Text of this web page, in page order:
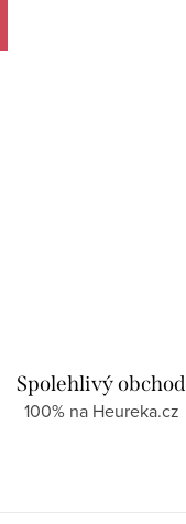
Spolehlivý obchod
100% na Heureka.cz